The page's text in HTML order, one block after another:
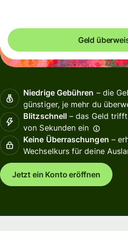
Geld
Niedrige Gebühren – die
günstiger, je mehr du
Blitzschnell – das Geld
von Sekunden ein
Keine Überraschungen –
Wechselkurs für deine
Jetzt ein Konto eröffnen